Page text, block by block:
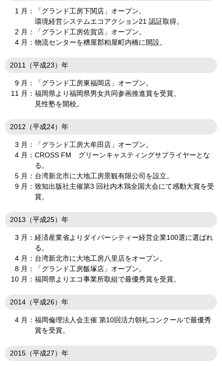
1 月：
「グランド工房下関店」オープン。
環境経営システムエコアクション21 認証取得。
2 月：
「グランド工房佐賀店」オープン。
4 月： 物流センターを糟屋郡粕屋町内橋に開設。
2011（平成23）年
9 月：
「グランド工房東福岡店」オープン。
11 月： 福岡県より福岡県男女共同参画推進賞を受賞。
見性塾を開校。
2012（平成24）年
3 月：
「グランド工房大牟田店」オープン。
4 月： CROSS FM グリーンキャスティングサプライヤーとな
る。
5 月： 台湾新北市に大地工房景観有限公司を設立。
9 月： 致知出版社主催第3 回社内木鶏全国大会にて感動大賞を受
賞。
2013（平成25）年
3 月： 経済産業省よりダイバーシティー経営企業100選に選ばれ
る。
4 月： 台湾新北市に大地工房八里店をオープン。
8 月：
「グランド工房飯塚店」オープン。
10 月： 福岡県よりエコ事業所取組で最優秀賞を受賞。
2014（平成26）年
4 月： 福岡倫理法人会主催 第10回活力朝礼コンクールで最優秀
賞を受賞。
2015（平成27）年